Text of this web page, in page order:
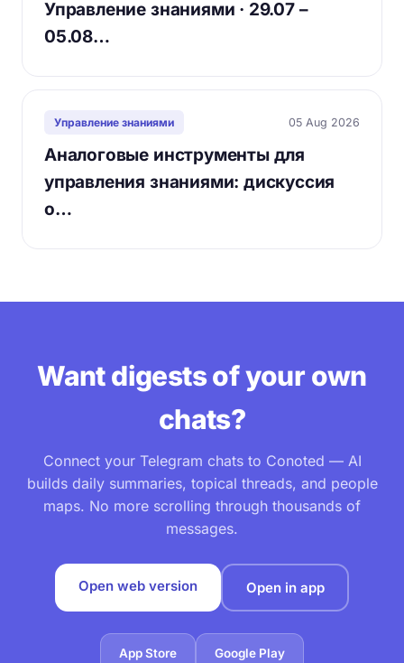
Управление знаниями · 29.07 –
05.08…
Управление знаниями 05 Aug 2026
Аналоговые инструменты для
управления знаниями: дискуссия
о…
Want digests of your own
chats?
Connect your Telegram chats to Conoted — AI
builds daily summaries, topical threads, and people
maps. No more scrolling through thousands of
messages.
Open web version Open in app
App Store Google Play